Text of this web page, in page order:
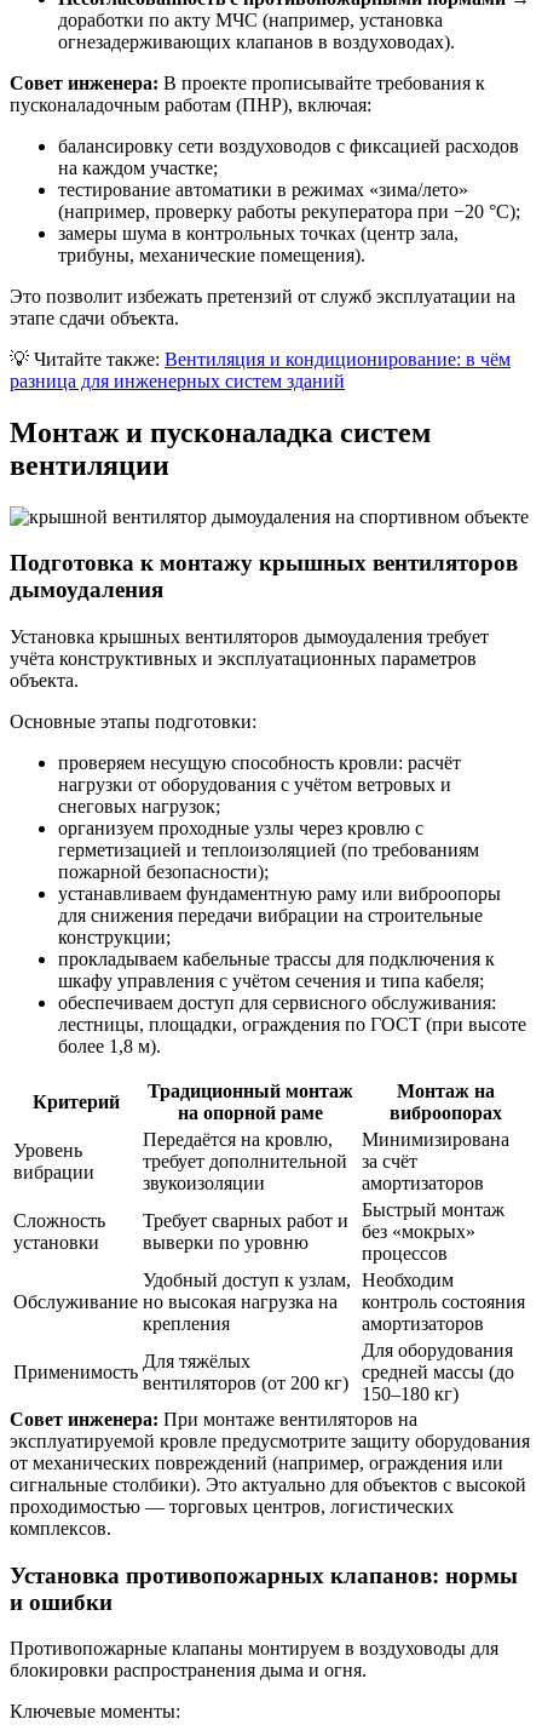
доработки по акту МЧС (например, установка
огнезадерживающих клапанов в воздуховодах).
Совет инженера: В проекте прописывайте требования к
пусконаладочным работам (ПНР), включая:
балансировку сети воздуховодов с фиксацией расходов
на каждом участке;
тестирование автоматики в режимах «зима/лето»
(например, проверку работы рекуператора при −20 °C);
замеры шума в контрольных точках (центр зала,
трибуны, механические помещения).
Это позволит избежать претензий от служб эксплуатации на
этапе сдачи объекта.
💡 Читайте также: Вентиляция и кондиционирование: в чём
разница для инженерных систем зданий
Монтаж и пусконаладка систем
вентиляции
Подготовка к монтажу крышных вентиляторов
дымоудаления
Установка крышных вентиляторов дымоудаления требует
учёта конструктивных и эксплуатационных параметров
объекта.
Основные этапы подготовки:
проверяем несущую способность кровли: расчёт
нагрузки от оборудования с учётом ветровых и
снеговых нагрузок;
организуем проходные узлы через кровлю с
герметизацией и теплоизоляцией (по требованиям
пожарной безопасности);
устанавливаем фундаментную раму или виброопоры
для снижения передачи вибрации на строительные
конструкции;
прокладываем кабельные трассы для подключения к
шкафу управления с учётом сечения и типа кабеля;
обеспечиваем доступ для сервисного обслуживания:
лестницы, площадки, ограждения по ГОСТ (при высоте
более 1,8 м).
Критерий
Традиционный монтаж
на опорной раме
Монтаж на
виброопорах
Уровень
вибрации
Передаётся на кровлю,
требует дополнительной
звукоизоляции
Минимизирована
за счёт
амортизаторов
Сложность
установки
Требует сварных работ и
выверки по уровню
Быстрый монтаж
без «мокрых»
процессов
Обслуживание
Удобный доступ к узлам,
но высокая нагрузка на
крепления
Необходим
контроль состояния
амортизаторов
Применимость
Для тяжёлых
вентиляторов (от 200 кг)
Для оборудования
средней массы (до
150–180 кг)
Совет инженера: При монтаже вентиляторов на
эксплуатируемой кровле предусмотрите защиту оборудования
от механических повреждений (например, ограждения или
сигнальные столбики). Это актуально для объектов с высокой
проходимостью — торговых центров, логистических
комплексов.
Установка противопожарных клапанов: нормы
и ошибки
Противопожарные клапаны монтируем в воздуховоды для
блокировки распространения дыма и огня.
Ключевые моменты: